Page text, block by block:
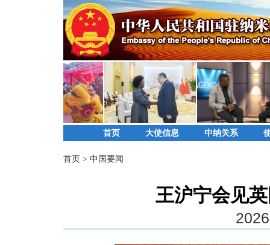
首页 大使信息 中纳关系
首页 > 中国要闻
王沪宁会见